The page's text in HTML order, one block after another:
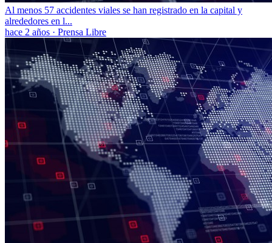
Al menos 57 accidentes viales se han registrado en la capital y
alrededores en l...
hace 2 años · Prensa Libre